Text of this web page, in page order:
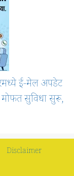
ई-मेल अपडेट
सुविधा सुरू,
Disclaimer